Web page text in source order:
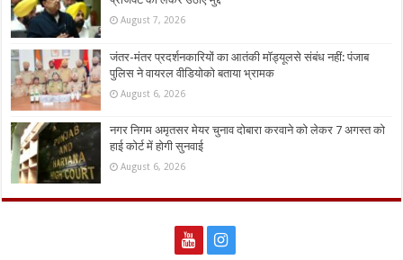
August 7, 2026
जंतर-मंतर प्रदर्शनकारियों का आतंकी मॉड्यूलसे संबंध नहीं: पंजाब
पुलिस ने वायरल वीडियोको बताया भ्रामक
August 6, 2026
नगर निगम अमृतसर मेयर चुनाव दोबारा करवाने को लेकर 7 अगस्त को
हाई कोर्ट में होगी सुनवाई
August 6, 2026